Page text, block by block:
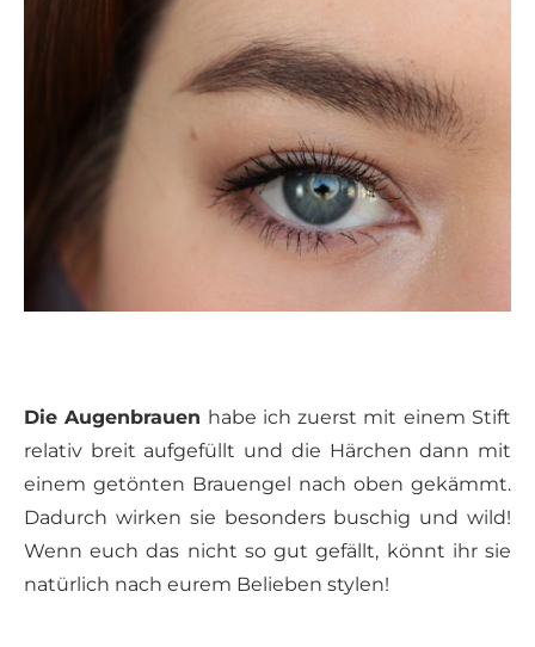
Die Augenbrauen habe ich zuerst mit einem Stift
relativ breit aufgefüllt und die Härchen dann mit
einem getönten Brauengel nach oben gekämmt.
Dadurch wirken sie besonders buschig und wild!
Wenn euch das nicht so gut gefällt, könnt ihr sie
natürlich nach eurem Belieben stylen!